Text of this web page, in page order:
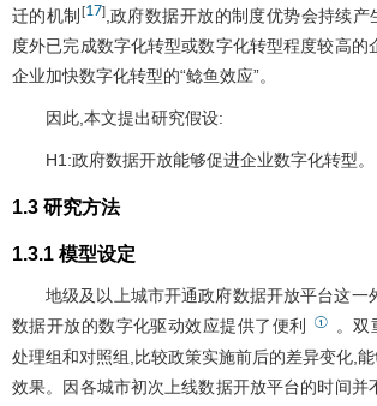
迁的机制 [17],政府数据开放的制度优势会持续产
度外已完成数字化转型或数字化转型程度较高的
企业加快数字化转型的“鲶鱼效应”。
因此,本文提出研究假设:
H1:政府数据开放能够促进企业数字化转型。
1.3 研究方法
1.3.1 模型设定
地级及以上城市开通政府数据开放平台这一
数据开放的数字化驱动效应提供了便利
①
。双
处理组和对照组,比较政策实施前后的差异变化,
效果。因各城市初次上线数据开放平台的时间并